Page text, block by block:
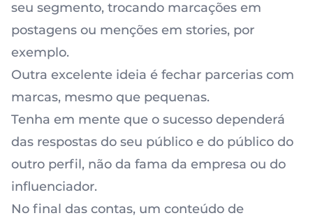
seu segmento, trocando marcações em
postagens ou menções em stories, por
exemplo.
Outra excelente ideia é fechar parcerias com
marcas, mesmo que pequenas.
Tenha em mente que o sucesso dependerá
das respostas do seu público e do público do
outro perfil, não da fama da empresa ou do
influenciador.
No final das contas, um conteúdo de